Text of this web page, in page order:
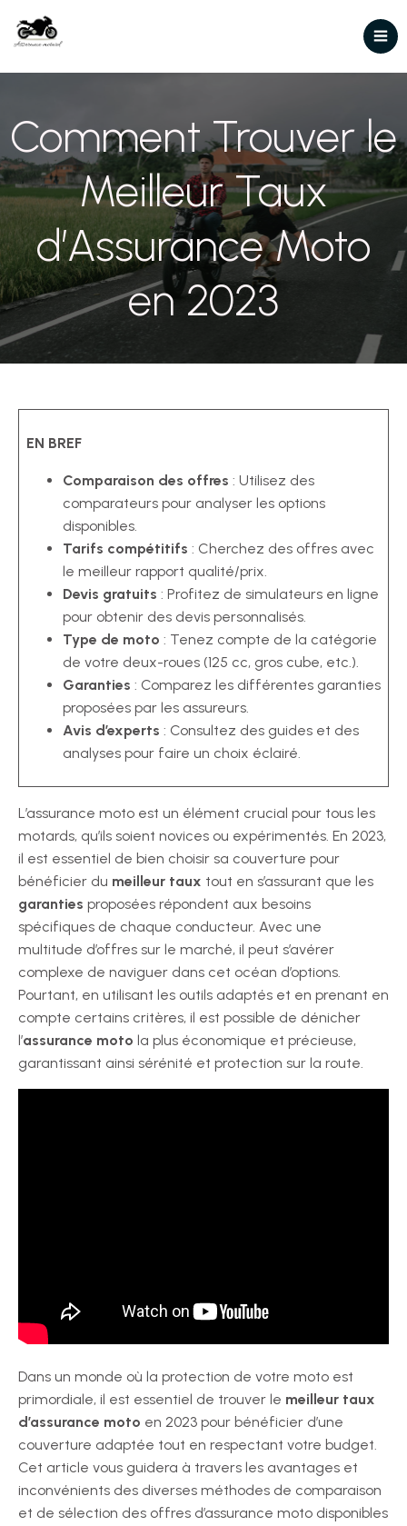
Comment Trouver le
Meilleur Taux
d’Assurance Moto
en 2023
EN BREF
Comparaison des offres : Utilisez des
comparateurs pour analyser les options
disponibles.
Tarifs compétitifs : Cherchez des offres avec
le meilleur rapport qualité/prix.
Devis gratuits : Profitez de simulateurs en ligne
pour obtenir des devis personnalisés.
Type de moto : Tenez compte de la catégorie
de votre deux-roues (125 cc, gros cube, etc.).
Garanties : Comparez les différentes garanties
proposées par les assureurs.
Avis d’experts : Consultez des guides et des
analyses pour faire un choix éclairé.
L’assurance moto est un élément crucial pour tous les
motards, qu’ils soient novices ou expérimentés. En 2023,
il est essentiel de bien choisir sa couverture pour
bénéficier du meilleur taux tout en s’assurant que les
garanties proposées répondent aux besoins
spécifiques de chaque conducteur. Avec une
multitude d’offres sur le marché, il peut s’avérer
complexe de naviguer dans cet océan d’options.
Pourtant, en utilisant les outils adaptés et en prenant en
compte certains critères, il est possible de dénicher
l’assurance moto la plus économique et précieuse,
garantissant ainsi sérénité et protection sur la route.
Dans un monde où la protection de votre moto est
primordiale, il est essentiel de trouver le meilleur taux
d’assurance moto en 2023 pour bénéficier d’une
couverture adaptée tout en respectant votre budget.
Cet article vous guidera à travers les avantages et
inconvénients des diverses méthodes de comparaison
et de sélection des offres d’assurance moto disponibles